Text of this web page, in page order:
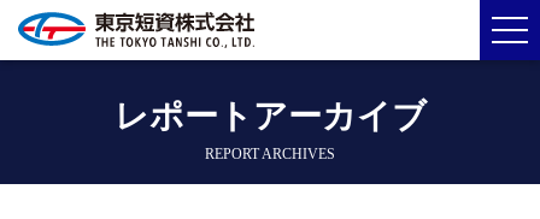
レポートアーカイブ
REPORT ARCHIVES